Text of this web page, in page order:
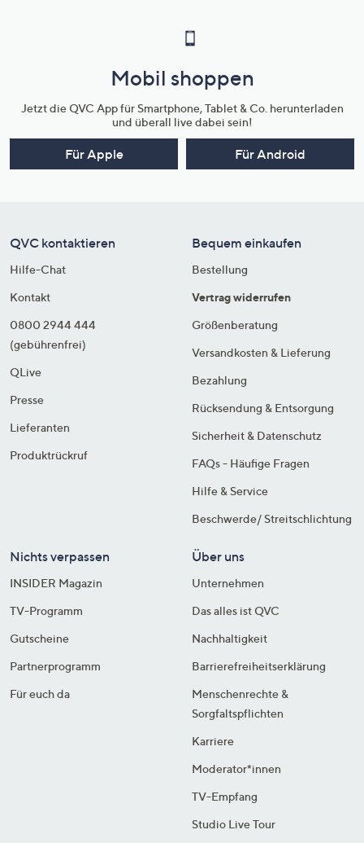
Mobil shoppen
Jetzt die QVC App für Smartphone, Tablet & Co. herunterladen
und überall live dabei sein!
Für Apple Für Android
QVC kontaktieren
Hilfe-Chat
Kontakt
0800 2944 444
(gebührenfrei)
QLive
Presse
Lieferanten
Produktrückruf
Bequem einkaufen
Bestellung
Vertrag widerrufen
Größenberatung
Versandkosten & Lieferung
Bezahlung
Rücksendung & Entsorgung
Sicherheit & Datenschutz
FAQs - Häufige Fragen
Hilfe & Service
Beschwerde/ Streitschlichtung
Nichts verpassen
INSIDER Magazin
TV-Programm
Gutscheine
Partnerprogramm
Für euch da
Über uns
Unternehmen
Das alles ist QVC
Nachhaltigkeit
Barrierefreiheitserklärung
Menschenrechte &
Sorgfaltspflichten
Karriere
Moderator*innen
TV-Empfang
Studio Live Tour